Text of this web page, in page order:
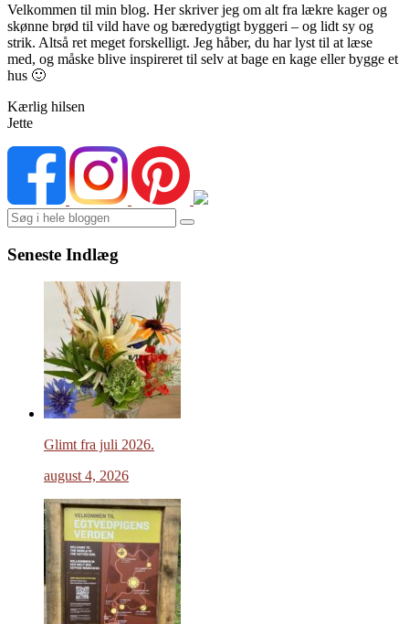
Velkommen til min blog. Her skriver jeg om alt fra lækre kager og
skønne brød til vild have og bæredygtigt byggeri – og lidt sy og
strik. Altså ret meget forskelligt. Jeg håber, du har lyst til at læse
med, og måske blive inspireret til selv at bage en kage eller bygge et
hus 🙂
Kærlig hilsen
Jette
Search
Seneste Indlæg
Glimt fra juli 2026.
august 4, 2026